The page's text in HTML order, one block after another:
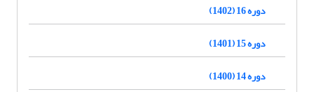
دوره 16 (1402)
دوره 15 (1401)
دوره 14 (1400)